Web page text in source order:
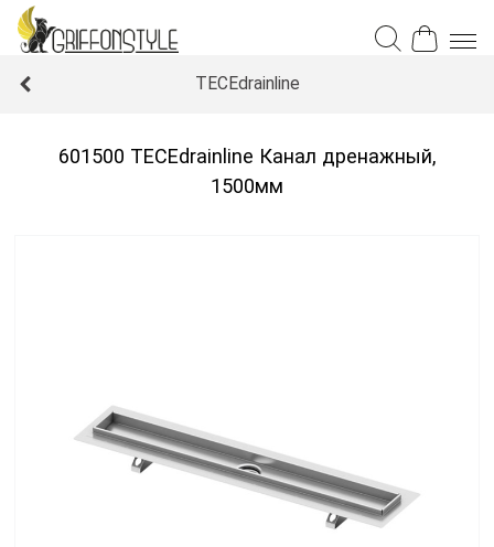
TECEdrainline
601500 TECEdrainline Канал дренажный,
1500мм